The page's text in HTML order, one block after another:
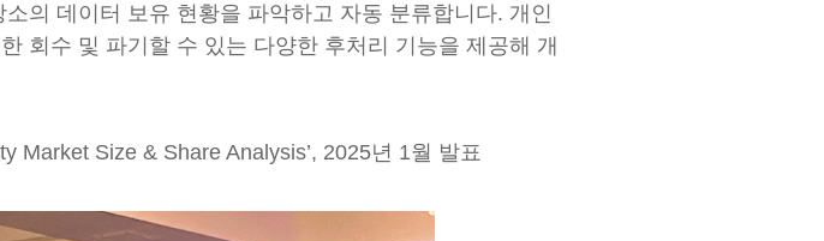
의 데이터 보유 현황을 파악하고 자동 분류합니다. 개인
회수 및 파기할 수 있는 다양한 후처리 기능을 제공해 개
Market Size & Share Analysis’, 2025년 1월 발표